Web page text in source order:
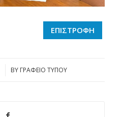
ΕΠΙΣΤΡΟΦΗ
BY ΓΡΑΦΕΙΟ ΤΥΠΟΥ